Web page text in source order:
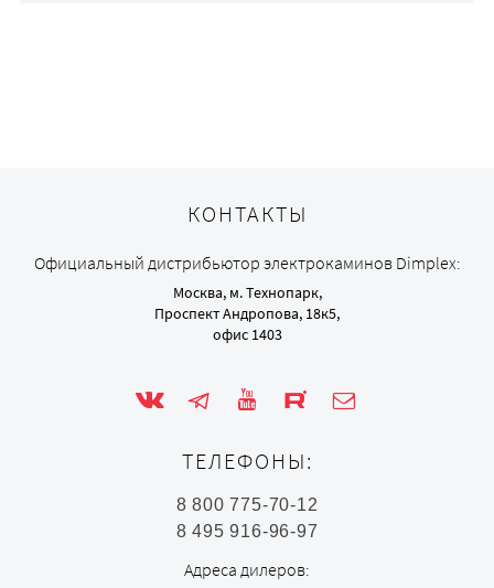
КОНТАКТЫ
Официальный дистрибьютор электрокаминов Dimplex:
Москва, м. Технопарк,
Проспект Андропова, 18к5,
офис 1403
ТЕЛЕФОНЫ:
8 800 775-70-12
8 495 916-96-97
Адреса дилеров: